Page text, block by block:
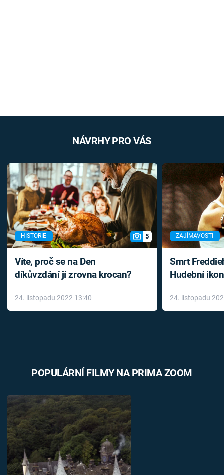
NÁVRHY PRO VÁS
HISTORIE 5
Víte, proč se na Den
díkůvzdání jí zrovna krocan?
24. listopadu 2022 13:40
ZAJÍMAVOSTI
Smrt
Hudební
léky
24. listopadu
POPULÁRNÍ FILMY NA PRIMA ZOOM